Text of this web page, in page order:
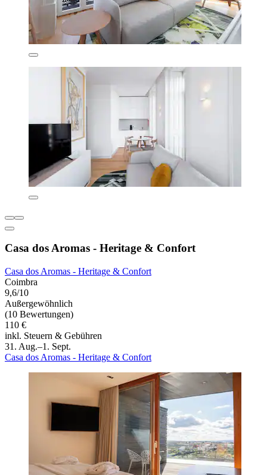
Casa dos Aromas - Heritage & Confort
Casa dos Aromas - Heritage & Confort
Coimbra
9,6/10
Außergewöhnlich
(10 Bewertungen)
110 €
inkl. Steuern & Gebühren
31. Aug.–1. Sept.
Casa dos Aromas - Heritage & Confort